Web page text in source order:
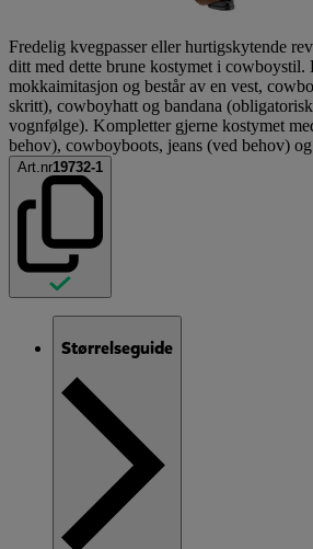
Fredelig kvegpasser eller hurtigskytende
ditt med dette brune kostymet i cowboystil.
mokkaimitasjon og består av en vest,
skritt), cowboyhatt og bandana
vognfølge). Kompletter gjerne kostymet
behov), cowboyboots, jeans (ved behov)
Art.nr19732-1
Størrelseguide